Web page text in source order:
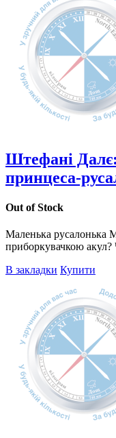
Штефані
принцеса-
Out of Stock
Маленька русалонька
приборкувачкою
В закладки Купити